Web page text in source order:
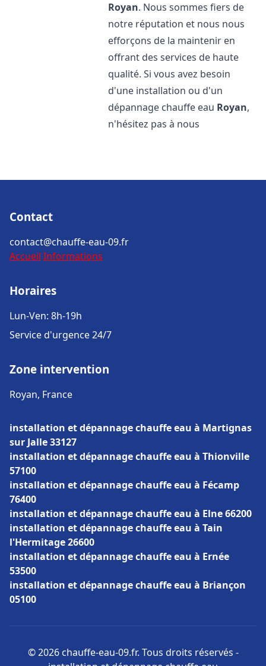
Royan. Nous sommes fiers de
notre réputation et nous nous
efforçons de la maintenir en
offrant des services de haute
qualité. Si vous avez besoin
d'une installation ou d'un
dépannage chauffe eau Royan,
n'hésitez pas à nous
Contact
contact@chauffe-eau-09.fr
Accueil Informations
Horaires
Lun-Ven: 8h-19h
Service d'urgence 24/7
Zone intervention
Royan, France
installation et dépannage chauffe eau à Martignas
sur Jalle 33127
installation et dépannage chauffe eau à Thionville
57100
installation et dépannage chauffe eau à Fécamp
76400
installation et dépannage chauffe eau à Elne 66200
installation et dépannage chauffe eau à Tain
l'Hermitage 26600
installation et dépannage chauffe eau à Ernée
53500
installation et dépannage chauffe eau à Briançon
05100
© 2026 chauffe-eau-09.fr. Tous droits réservés -